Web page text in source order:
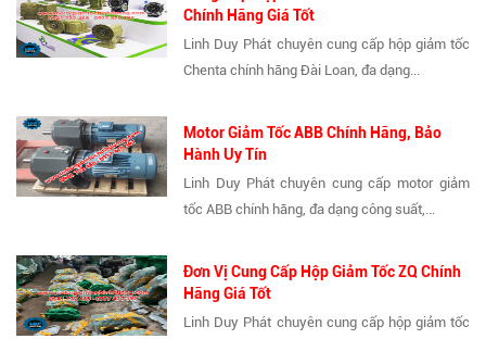
Chính Hãng Giá Tốt
Linh Duy Phát chuyên cung cấp hộp giảm tốc
Chenta chính hãng Đài Loan, đa dạng...
Motor Giảm Tốc ABB Chính Hãng, Bảo
Hành Uy Tín
Linh Duy Phát chuyên cung cấp motor giảm
tốc ABB chính hãng, đa dạng công suất,...
Đơn Vị Cung Cấp Hộp Giảm Tốc ZQ Chính
Hãng Giá Tốt
Linh Duy Phát chuyên cung cấp hộp giảm tốc